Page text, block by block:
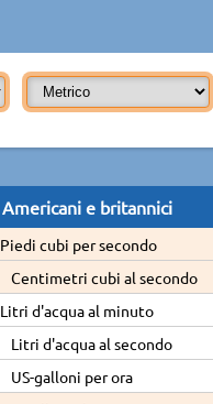
Americani e britannici
Piedi cubi per secondo
Centimetri cubi al secondo
Litri d'acqua al minuto
Litri d'acqua al secondo
US-galloni per ora